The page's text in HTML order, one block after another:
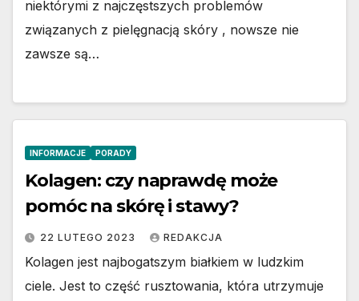
niektórymi z najczęstszych problemów
związanych z pielęgnacją skóry , nowsze nie
zawsze są…
INFORMACJE PORADY
Kolagen: czy naprawdę może
pomóc na skórę i stawy?
22 LUTEGO 2023 REDAKCJA
Kolagen jest najbogatszym białkiem w ludzkim
ciele. Jest to część rusztowania, która utrzymuje